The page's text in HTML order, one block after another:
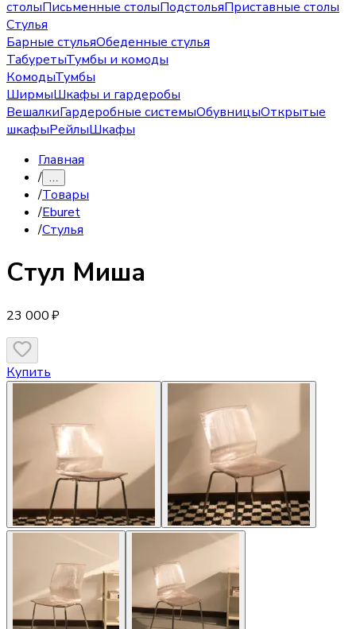
столыПисьменные столыПодстольяПриставные столы
Стулья
Барные стульяОбеденные стулья
ТабуретыТумбы и комоды
КомодыТумбы
ШирмыШкафы и гардеробы
ВешалкиГардеробные системыОбувницыОткрытые
шкафыРейлыШкафы
Главная
/ …
/Товары
/Eburet
/Стулья
Стул Миша
23 000 ₽
Купить